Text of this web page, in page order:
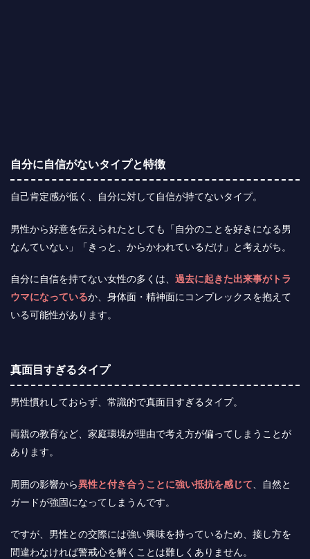
自分に自信がないタイプと特徴
自己肯定感が低く、自分に対して自信が持てないタイプ。
男性から好意を伝えられたとしても「自分のことを好きになる男
なんていない」「きっと、からかわれているだけ」と考えがち。
自分に自信を持てない女性の多くは、 過去に起きた出来事がトラ
ウマになっているか、身体面・精神面にコンプレックスを抱えて
いる可能性があります。
真面目すぎるタイプ
男性慣れしておらず、常識的で真面目すぎるタイプ。
両親の教育など、家庭環境が理由で考え方が偏ってしまうことが
あります。
周囲の影響から異性と付き合うことに強い抵抗を感じて 、自然と
ガードが強固になってしまうんです。
ですが、男性との交際には強い興味を持っているため、接し方を
間違わなければ警戒心を解くことは難しくありません。